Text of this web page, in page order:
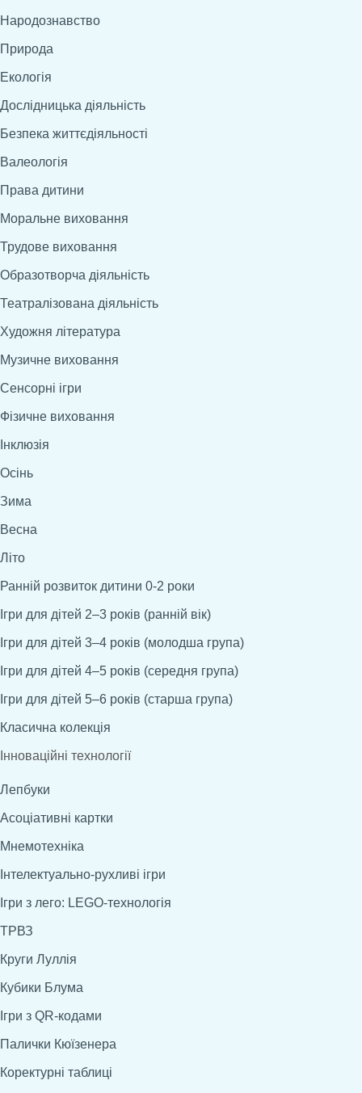
Народознавство
Природа
Екологія
Дослідницька діяльність
Безпека життєдіяльності
Валеологія
Права дитини
Моральне виховання
Трудове виховання
Образотворча діяльність
Театралізована діяльність
Художня література
Музичне виховання
Сенсорні ігри
Фізичне виховання
Інклюзія
Осінь
Зима
Весна
Літо
Ранній розвиток дитини 0-2 роки
Ігри для дітей 2–3 років (ранній вік)
Ігри для дітей 3–4 років (молодша група)
Ігри для дітей 4–5 років (середня група)
Ігри для дітей 5–6 років (старша група)
Класична колекція
Інноваційні технології
Лепбуки
Асоціативні картки
Мнемотехніка
Інтелектуально-рухливі ігри
Ігри з лего: LEGO-технологія
ТРВЗ
Круги Луллія
Кубики Блума
Ігри з QR-кодами
Палички Кюїзенера
Коректурні таблиці